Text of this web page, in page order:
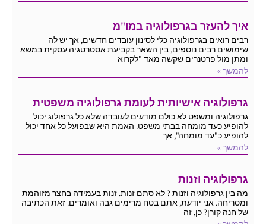
איך להעזר בגרפולוגיה במו"מ
רבים רואים בגרפולוגיה כלי לסינון עובדים חדשים, אך יש לה
שימושים רבים נוספים, בין השאר בקביעת אסטרטגיה עסקית במשא
ומתן מול פרטנרים שקשה מאד "לקרוא
להמשך »
גרפולוגיה אישיותית לעומת גרפולוגיה משפטית
גרפולוגיה ומשפט לא כולם מודעים לעובדה שלא כל גרפולוג יכול
להופיע כעד מומחה בבתי משפט. האמת היא שבפועל כל אחד יכול
להופיע כ"עד מומחה", אך
להמשך »
גרפולוגיה וזנות
מה בין גרפולוגיה וזנות ? לא סתם זנות. זנות בעמידה בחצר מזוהמת
ומסריחה. אני יודעת, אתם בטח מרימים גבה ואומרים. זאת הכתיבה
של חנה קורן? כן, זה